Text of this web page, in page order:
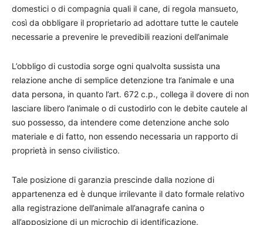
domestici o di compagnia quali il cane, di regola mansueto,
così da obbligare il proprietario ad adottare tutte le cautele
necessarie a prevenire le prevedibili reazioni dell’animale
L’obbligo di custodia sorge ogni qualvolta sussista una
relazione anche di semplice detenzione tra l’animale e una
data persona, in quanto l’art. 672 c.p., collega il dovere di non
lasciare libero l’animale o di custodirlo con le debite cautele al
suo possesso, da intendere come detenzione anche solo
materiale e di fatto, non essendo necessaria un rapporto di
proprietà in senso civilistico.
Tale posizione di garanzia prescinde dalla nozione di
appartenenza ed è dunque irrilevante il dato formale relativo
alla registrazione dell’animale all’anagrafe canina o
all’apposizione di un microchip di identificazione.